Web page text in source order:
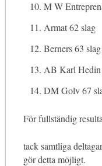
M W
Armat 62 slag
Berners 63 slag
AB Karl Hedin
DM Golv 67
För fullständig
tack samtliga
gör detta möjligt.